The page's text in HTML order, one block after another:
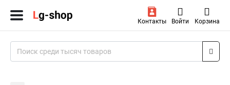
Контакты Войти Корзина